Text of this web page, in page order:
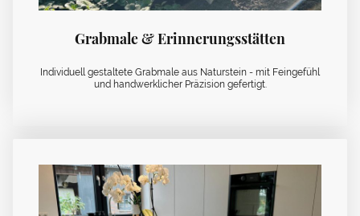
Grabmale & Erinnerungsstätten
Individuell gestaltete Grabmale aus Naturstein - mit Feingefühl
und handwerklicher Präzision gefertigt.